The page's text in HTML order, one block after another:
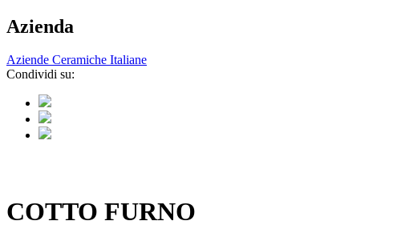
Azienda
Aziende Ceramiche Italiane
Condividi su:
COTTO FURNO